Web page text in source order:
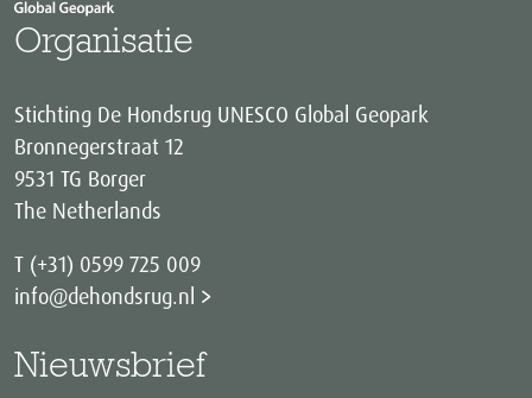
Organisatie
Stichting De Hondsrug UNESCO Global Geopark
Bronnegerstraat 12
9531 TG Borger
The Netherlands
T (+31) 0599 725 009
info@dehondsrug.nl
Nieuwsbrief